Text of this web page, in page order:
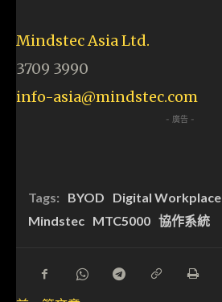
Mindstec Asia Ltd.
3709 3990
info-asia@mindstec.com
- 廣告 -
Tags: BYOD Digital Workplace
Mindstec MTC5000 協作系統